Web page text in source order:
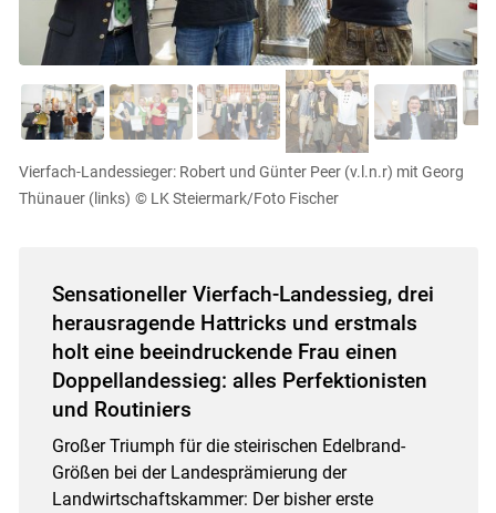
Vierfach-Landessieger: Robert und Günter Peer (v.l.n.r) mit Georg
Thünauer (links) © LK Steiermark/Foto Fischer
Sensationeller Vierfach-Landessieg, drei
herausragende Hattricks und erstmals
holt eine beeindruckende Frau einen
Doppellandessieg: alles Perfektionisten
und Routiniers
Großer Triumph für die steirischen Edelbrand-
Größen bei der Landesprämierung der
Landwirtschaftskammer: Der bisher erste